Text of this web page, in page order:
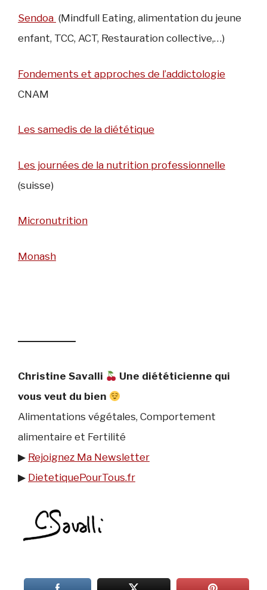
Sendoa (Mindfull Eating, alimentation du jeune
enfant, TCC, ACT, Restauration collective,…)
Fondements et approches de l’addictologie
CNAM
Les samedis de la diététique
Les journées de la nutrition professionnelle
(suisse)
Micronutrition
Monash
Christine Savalli
Une diététicienne qui
vous veut du bien
Alimentations végétales, Comportement
alimentaire et Fertilité
▶︎ Rejoignez Ma Newsletter
▶︎ DietetiquePourTous.fr